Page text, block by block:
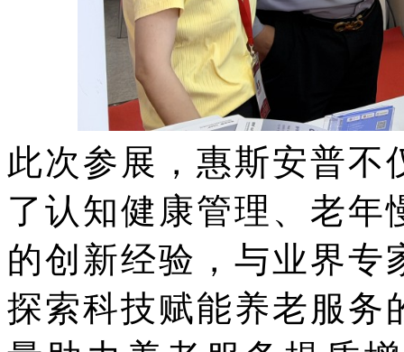
此次参展，惠斯安普不
了认知健康管理、老年
的创新经验，与业界专
探索科技赋能养老服务